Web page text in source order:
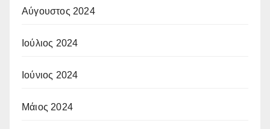
Αύγουστος 2024
Ιούλιος 2024
Ιούνιος 2024
Μάιος 2024